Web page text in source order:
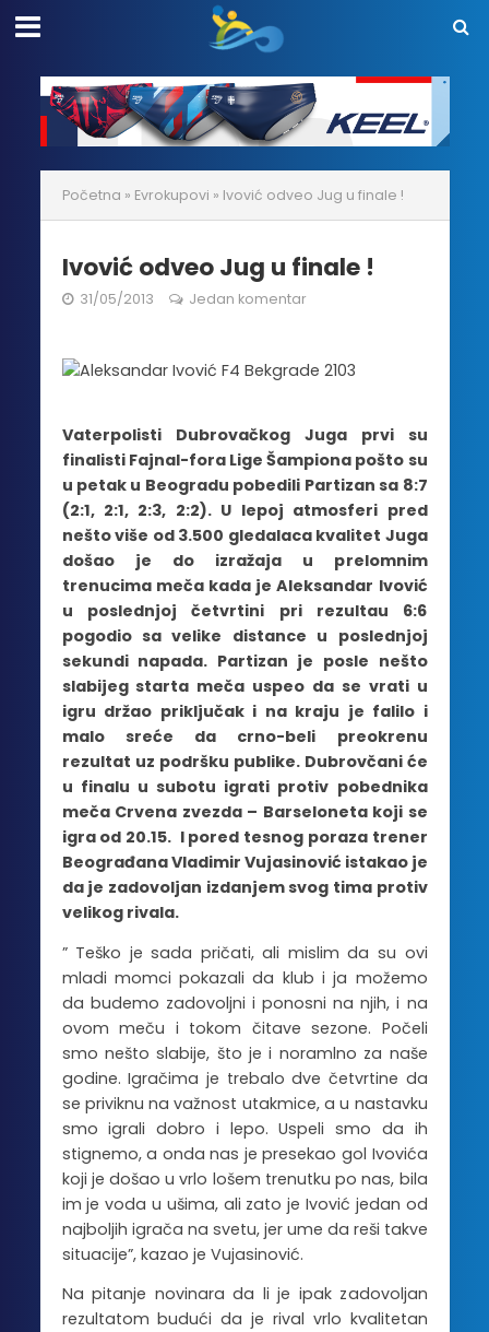
Početna » Evrokupovi » Ivović odveo Jug u finale !
Ivović odveo Jug u finale !
31/05/2013 Jedan komentar
Vaterpolisti Dubrovačkog Juga prvi su
finalisti Fajnal-fora Lige Šampiona pošto su
u petak u Beogradu pobedili Partizan sa 8:7
(2:1, 2:1, 2:3, 2:2). U lepoj atmosferi pred
nešto više od 3.500 gledalaca kvalitet Juga
došao je do izražaja u prelomnim
trenucima meča kada je Aleksandar Ivović
u poslednjoj četvrtini pri rezultau 6:6
pogodio sa velike distance u poslednjoj
sekundi napada. Partizan je posle nešto
slabijeg starta meča uspeo da se vrati u
igru držao priključak i na kraju je falilo i
malo sreće da crno-beli preokrenu
rezultat uz podršku publike. Dubrovčani će
u finalu u subotu igrati protiv pobednika
meča Crvena zvezda – Barseloneta koji se
igra od 20.15. I pored tesnog poraza trener
Beograđana Vladimir Vujasinović istakao je
da je zadovoljan izdanjem svog tima protiv
velikog rivala.
” Teško je sada pričati, ali mislim da su ovi
mladi momci pokazali da klub i ja možemo
da budemo zadovoljni i ponosni na njih, i na
ovom meču i tokom čitave sezone. Počeli
smo nešto slabije, što je i noramlno za naše
godine. Igračima je trebalo dve četvrtine da
se priviknu na važnost utakmice, a u nastavku
smo igrali dobro i lepo. Uspeli smo da ih
stignemo, a onda nas je presekao gol Ivovića
koji je došao u vrlo lošem trenutku po nas, bila
im je voda u ušima, ali zato je Ivović jedan od
najboljih igrača na svetu, jer ume da reši takve
situacije”, kazao je Vujasinović.
Na pitanje novinara da li je ipak zadovoljan
rezultatom budući da je rival vrlo kvalitetan